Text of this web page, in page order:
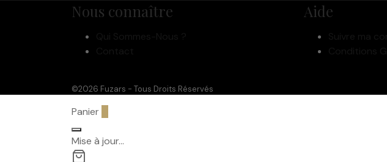
Nous connaître Aide
©2026 Fuzars - Tous Droits Réservés
Panier
Mise à jour…